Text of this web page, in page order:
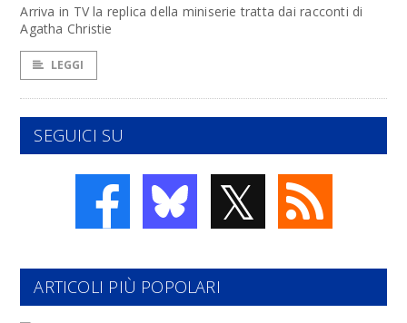
Arriva in TV la replica della miniserie tratta dai racconti di
Agatha Christie
LEGGI
SEGUICI SU
𝕏
ARTICOLI PIÙ POPOLARI